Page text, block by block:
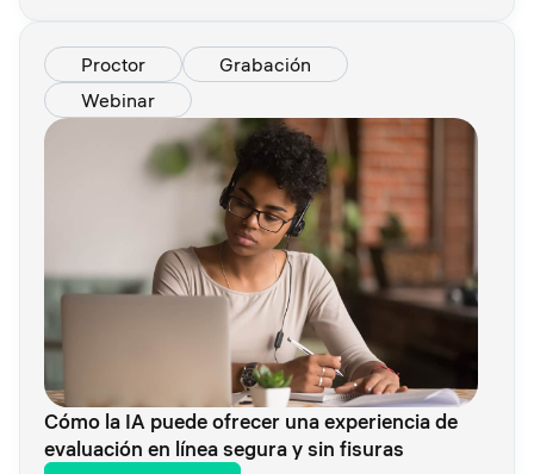
Proctor
Grabación
Webinar
Cómo la IA puede ofrecer una experiencia de
evaluación en línea segura y sin fisuras